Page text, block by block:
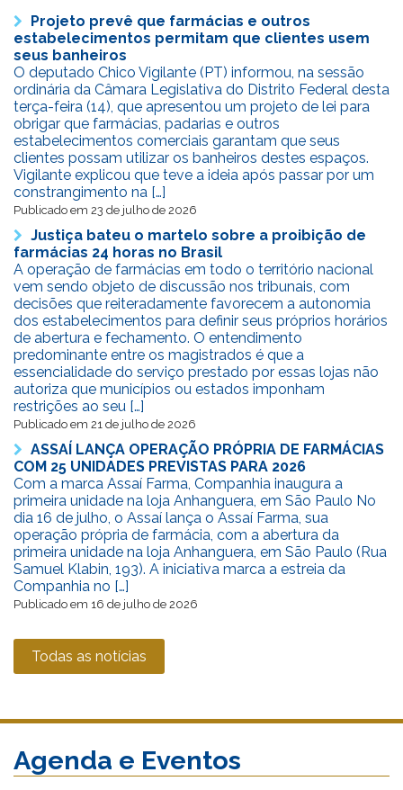
Projeto prevê que farmácias e outros
estabelecimentos permitam que clientes usem
seus banheiros
O deputado Chico Vigilante (PT) informou, na sessão
ordinária da Câmara Legislativa do Distrito Federal desta
terça-feira (14), que apresentou um projeto de lei para
obrigar que farmácias, padarias e outros
estabelecimentos comerciais garantam que seus
clientes possam utilizar os banheiros destes espaços.
Vigilante explicou que teve a ideia após passar por um
constrangimento na […]
Publicado em 23 de julho de 2026
Justiça bateu o martelo sobre a proibição de
farmácias 24 horas no Brasil
A operação de farmácias em todo o território nacional
vem sendo objeto de discussão nos tribunais, com
decisões que reiteradamente favorecem a autonomia
dos estabelecimentos para definir seus próprios horários
de abertura e fechamento. O entendimento
predominante entre os magistrados é que a
essencialidade do serviço prestado por essas lojas não
autoriza que municípios ou estados imponham
restrições ao seu […]
Publicado em 21 de julho de 2026
ASSAÍ LANÇA OPERAÇÃO PRÓPRIA DE FARMÁCIAS
COM 25 UNIDADES PREVISTAS PARA 2026
Com a marca Assaí Farma, Companhia inaugura a
primeira unidade na loja Anhanguera, em São Paulo No
dia 16 de julho, o Assaí lança o Assaí Farma, sua
operação própria de farmácia, com a abertura da
primeira unidade na loja Anhanguera, em São Paulo (Rua
Samuel Klabin, 193). A iniciativa marca a estreia da
Companhia no […]
Publicado em 16 de julho de 2026
Todas as notícias
Agenda e Eventos